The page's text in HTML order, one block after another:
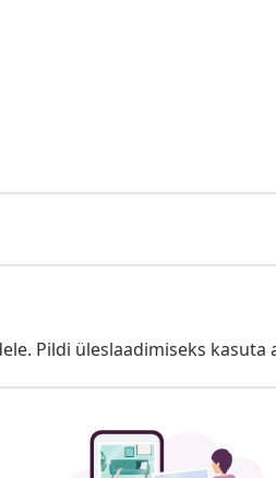
Pildi üleslaadimiseks kasuta